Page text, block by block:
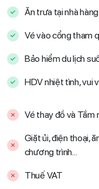
Ăn trưa tại nhà hàng
Vé vào cổng tham
Bảo hiểm du lịch
HDV nhiệt tình, vui
Vé thay đồ và Tắm
Giặt ủi, điện thoại,
chương trình...
Thuế VAT